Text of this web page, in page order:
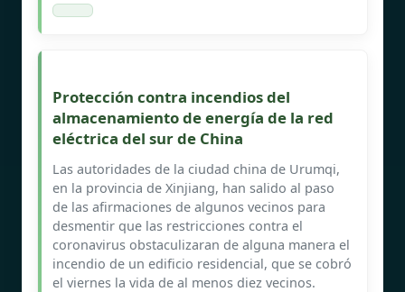
Protección contra incendios del
almacenamiento de energía de la red
eléctrica del sur de China
Las autoridades de la ciudad china de Urumqi,
en la provincia de Xinjiang, han salido al paso
de las afirmaciones de algunos vecinos para
desmentir que las restricciones contra el
coronavirus obstaculizaran de alguna manera el
incendio de un edificio residencial, que se cobró
el viernes la vida de al menos diez vecinos.